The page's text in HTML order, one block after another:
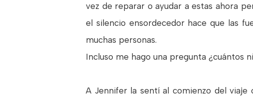
vez de reparar o ayudar a estas ahora
el silencio ensordecedor hace que las
muchas personas.
Incluso me hago una pregunta ¿cuántos
A Jennifer la sentí al comienzo del viaje